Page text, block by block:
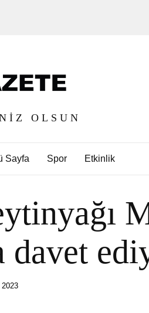
OLSUN
Sayfa Spor Etkinlik
davet
ŞUBAT